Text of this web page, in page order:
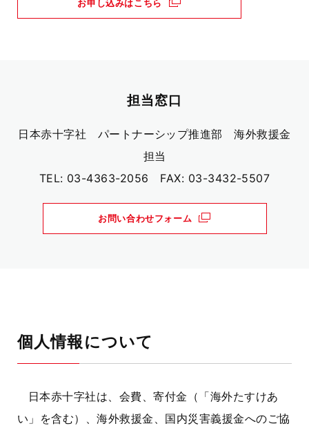
お申し込みはこちら
担当窓口
日本赤十字社 パートナーシップ推進部 海外救援金
担当
TEL: 03-4363-2056 FAX: 03-3432-5507
お問い合わせフォーム
個人情報について
日本赤十字社は、会費、寄付金（「海外たすけあ
い」を含む）、海外救援金、国内災害義援金へのご協